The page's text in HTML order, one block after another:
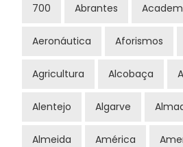
700 Abrantes
Aeronáutica Aforismos
Agricultura Alcobaça
Alentejo Algarve
Almeida América